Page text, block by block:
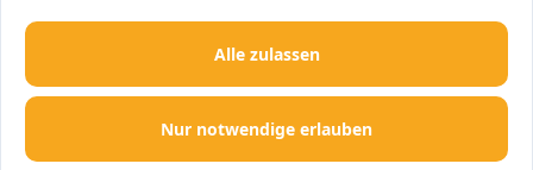
Nur notwendige erlauben
Alle zulassen